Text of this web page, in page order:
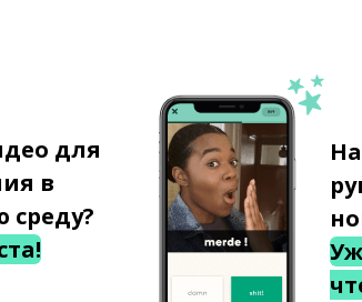
для
в
среду?